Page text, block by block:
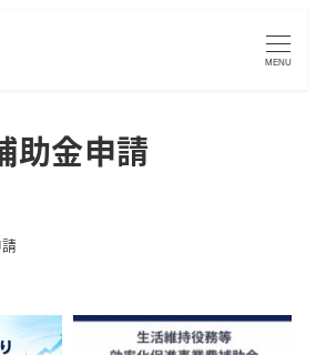
MENU
助金申請